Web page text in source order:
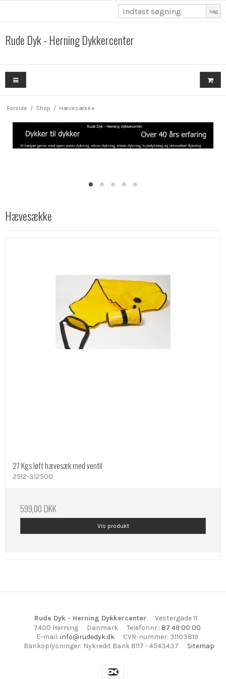
Søg
Rude Dyk - Herning Dykkercenter
Forside / Shop / Hævesække
Hævesække
27 Kgs løft hævesæk med ventil
2512-312500
599,00 DKK
Vis produkt
Rude Dyk - Herning Dykkercenter
Vestergade 11
7400 Herning
Danmark Telefonnr.: 87 49 00 00
E-mail: info@rudedyk.dk CVR-nummer: 31103819
Bankoplysninger: Nykredit Bank 8117 - 4543437 Sitemap